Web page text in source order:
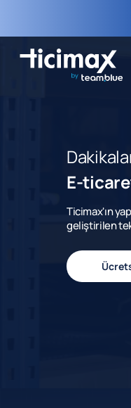
E-
Ticimax'ın
geliştirilen